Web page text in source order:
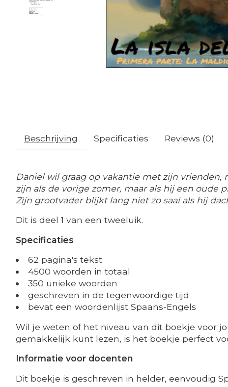
Beschrijving Specificaties Reviews (0)
Daniel wil graag op vakantie met zijn vrienden,
zijn als de vorige zomer, maar als hij een oude
Zijn grootvader blijkt lang niet zo saai als hij
Dit is deel 1 van een tweeluik.
Specificaties
62 pagina's tekst
4500 woorden in totaal
350 unieke woorden
geschreven in de tegenwoordige tijd
bevat een woordenlijst Spaans-Engels
Wil je weten of het niveau van dit boekje voor
gemakkelijk kunt lezen, is het boekje perfect
Informatie voor docenten
Dit boekje is geschreven in helder, eenvoudig